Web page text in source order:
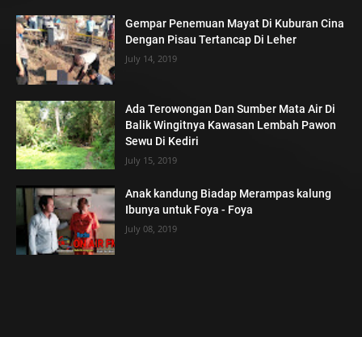
Gempar Penemuan Mayat Di Kuburan Cina
Dengan Pisau Tertancap Di Leher
July 14, 2019
Ada Terowongan Dan Sumber Mata Air Di
Balik Wingitnya Kawasan Lembah Pawon
Sewu Di Kediri
July 15, 2019
Anak kandung Biadap Merampas kalung
Ibunya untuk Foya - Foya
July 08, 2019